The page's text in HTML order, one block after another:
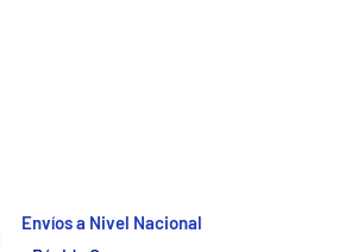
Envíos a Nivel Nacional